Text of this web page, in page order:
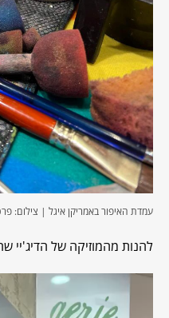
עמדת האיפור באמריקן איגל | צילום:
להנות מהמוזיקה של הדיג'יי